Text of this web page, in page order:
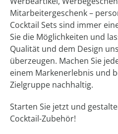
Mitarbeitergeschenk –
Cocktail Sets sind immer
Sie die Möglichkeiten und
Qualität und dem Design
überzeugen. Machen Sie
einem Markenerlebnis und
Zielgruppe nachhaltig.
Starten Sie jetzt und
Cocktail-Zubehör!